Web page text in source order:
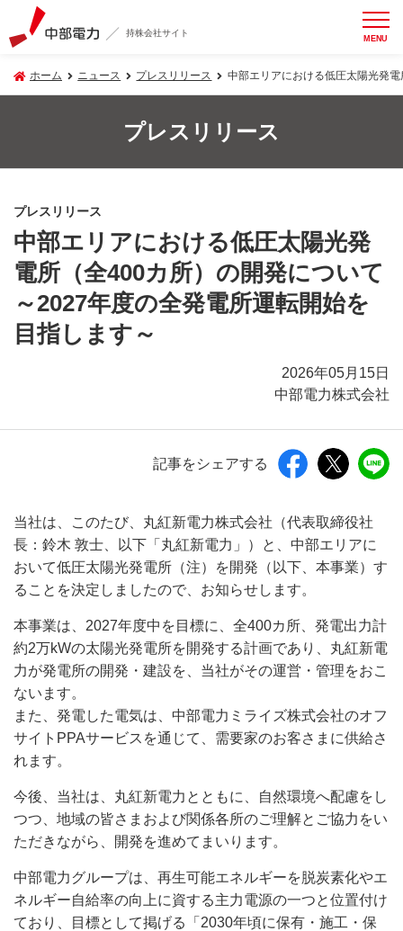
持株会社サイト MENU
ホーム ニュース プレスリリース 中部エリアにおける低圧太陽光発
プレスリリース
プレスリリース
中部エリアにおける低圧太陽光発
電所（全400カ所）の開発について
～2027年度の全発電所運転開始を
目指します～
2026年05月15日
中部電力株式会社
記事をシェアする
当社は、このたび、丸紅新電力株式会社（代表取締役社
長：鈴木 敦士、以下「丸紅新電力」）と、中部エリアに
おいて低圧太陽光発電所（注）を開発（以下、本事業）す
ることを決定しましたので、お知らせします。
本事業は、2027年度中を目標に、全400カ所、発電出力計
約2万kWの太陽光発電所を開発する計画であり、丸紅新電
力が発電所の開発・建設を、当社がその運営・管理をおこ
ないます。
また、発電した電気は、中部電力ミライズ株式会社のオフ
サイトPPAサービスを通じて、需要家のお客さまに供給さ
れます。
今後、当社は、丸紅新電力とともに、自然環境へ配慮をし
つつ、地域の皆さまおよび関係各所のご理解とご協力をい
ただきながら、開発を進めてまいります。
中部電力グループは、再生可能エネルギーを脱炭素化やエ
ネルギー自給率の向上に資する主力電源の一つと位置付け
ており、目標として掲げる「2030年頃に保有・施工・保